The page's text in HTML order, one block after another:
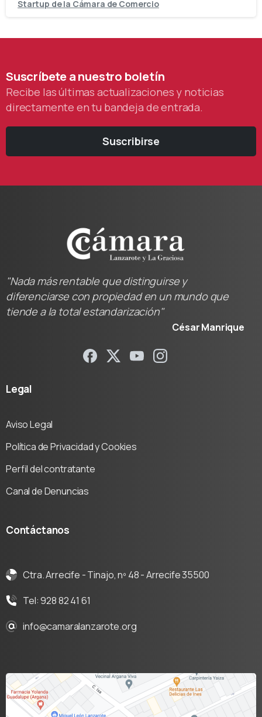
Startup de la Cámara de Comercio
Suscríbeteanuestro boletín
Recibe las últimas actualizaciones y noticias
directamente en tu bandeja de entrada.
Suscribirse
"Nada más rentable que distinguirse y
diferenciarse con propiedad en un mundo que
tiende a la total estandarización"
César Manrique
Legal
Aviso Legal
Política de Privacidad y Cookies
Perfil del contratante
Canal de Denuncias
Contáctanos
Ctra. Arrecife - Tinajo, nº 48 - Arrecife 35500
Tel: 928 82 41 61
info@camaralanzarote.org